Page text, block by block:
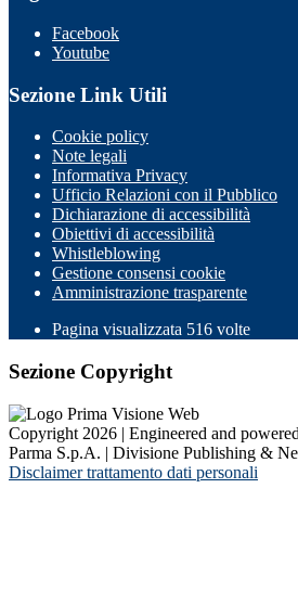
Facebook
Youtube
Sezione Link Utili
Cookie policy
Note legali
Informativa Privacy
Ufficio Relazioni con il Pubblico
Dichiarazione di accessibilità
Obiettivi di accessibilità
Whistleblowing
Gestione consensi cookie
Amministrazione trasparente
Pagina visualizzata 516 volte
Sezione Copyright
Copyright 2026 | Engineered and
Parma S.p.A. | Divisione Publishing &
Disclaimer trattamento dati personali